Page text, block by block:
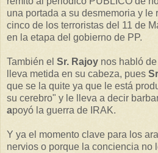
una portada a su desmemoria y le
cinco de los terroristas del 11 de
en la etapa del gobierno de PP.
También el Sr. Rajoy nos habló
lleva metida en su cabeza, pues
que se la quite ya que le está
su cerebro" y le lleva a decir
apoyó la guerra de IRAK.
Y ya el momento clave para los
nervios o porque la conciencia no